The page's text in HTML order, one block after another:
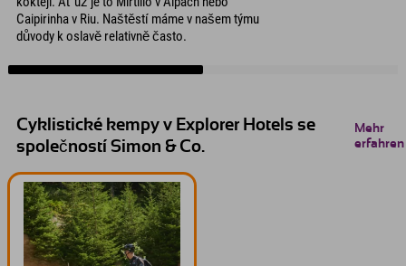
Caipirinha v Riu. Naštěstí máme v našem týmu
důvody k oslavě relativně často.
Cyklistické kempy v Explorer Hotels se
společností Simon & Co.
Mehr
erfahren